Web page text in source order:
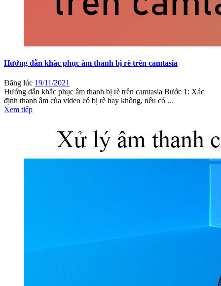
Hướng dẫn khắc phục âm thanh bị rè trên camtasia
Đăng lúc 19/11/2021
Hướng dẫn khắc phục âm thanh bị rè trên camtasia Bước 1: Xác
định thanh âm của video có bị rè hay không, nếu có ...
Xem tiếp